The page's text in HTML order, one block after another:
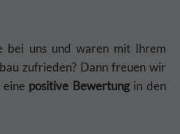
bei uns und waren mit Ihrem
zufrieden? Dann freuen wir
positive Bewertungin den